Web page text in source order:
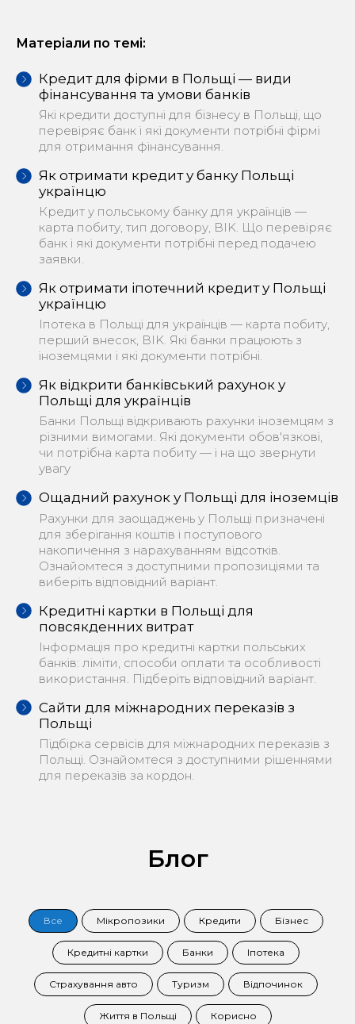
Матеріали по темі:
Кредит для фірми в Польщі — види
фінансування та умови банків
Які кредити доступні для бізнесу в Польщі, що
перевіряє банк і які документи потрібні фірмі
для отримання фінансування.
Як отримати кредит у банку Польщі
українцю
Кредит у польському банку для українців —
карта побиту, тип договору, BIK. Що перевіряє
банк і які документи потрібні перед подачею
заявки.
Як отримати іпотечний кредит у Польщі
українцю
Іпотека в Польщі для українців — карта побиту,
перший внесок, BIK. Які банки працюють з
іноземцями і які документи потрібні.
Як відкрити банківський рахунок у
Польщі для українців
Банки Польщі відкривають рахунки іноземцям з
різними вимогами. Які документи обов'язкові,
чи потрібна карта побиту — і на що звернути
увагу
Ощадний рахунок у Польщі для іноземців
Рахунки для заощаджень у Польщі призначені
для зберігання коштів і поступового
накопичення з нарахуванням відсотків.
Ознайомтеся з доступними пропозиціями та
виберіть відповідний варіант.
Кредитні картки в Польщі для
повсякденних витрат
Інформація про кредитні картки польських
банків: ліміти, способи оплати та особливості
використання. Підберіть відповідний варіант.
Сайти для міжнародних переказів з
Польщі
Підбірка сервісів для міжнародних переказів з
Польщі. Ознайомтеся з доступними рішеннями
для переказів за кордон.
Блог
Все Мікропозики Кредити Бізнес
Кредитні картки Банки Іпотека
Страхування авто Туризм Відпочинок
Життя в Польщі Корисно